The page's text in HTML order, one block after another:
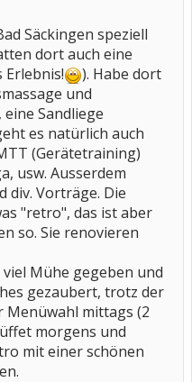
Säckingen speziell
dort auch eine
). Habe dort
und
Sandliege
es natürlich auch
(Gerätetraining)
usw. Ausserdem
div. Vorträge. Die
"retro", das ist aber
so. Sie renovieren
Mühe gegeben und
gezaubert, trotz der
Menüwahl mittags (2
morgens und
mit einer schönen